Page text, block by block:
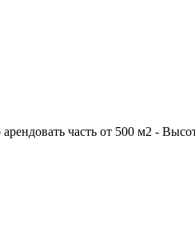
часть от 500 м2 -